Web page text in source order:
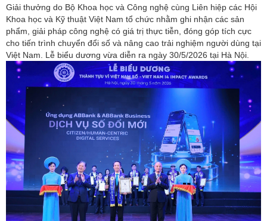
Giải thưởng do Bộ Khoa học và Công nghệ cùng Liên hiệp các Hội
Khoa học và Kỹ thuật Việt Nam tổ chức nhằm ghi nhận các sản
phẩm, giải pháp công nghệ có giá trị thực tiễn, đóng góp tích cực
cho tiến trình chuyển đổi số và nâng cao trải nghiệm người dùng tại
Việt Nam. Lễ biểu dương vừa diễn ra ngày 30/5/2026 tại Hà Nội.